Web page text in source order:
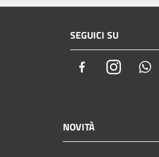
SEGUICI SU
FacebookInstagram
NOVITÀ